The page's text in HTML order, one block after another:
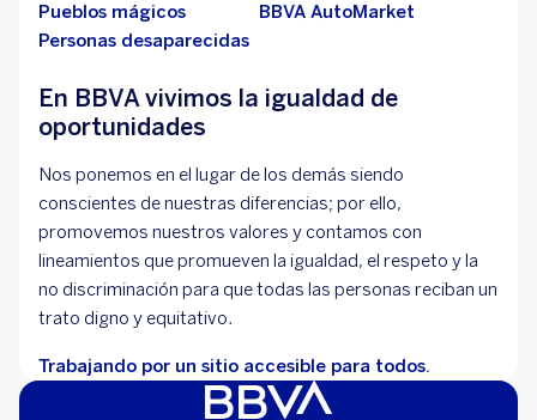
Pueblos mágicos
BBVA AutoMarket
Personas desaparecidas
En BBVA vivimos la igualdad de
oportunidades
Nos ponemos en el lugar de los demás siendo
conscientes de nuestras diferencias; por ello,
promovemos nuestros valores y contamos con
lineamientos que promueven la igualdad, el respeto y la
no discriminación para que todas las personas reciban un
trato digno y equitativo.
Trabajando por un sitio accesible para todos.